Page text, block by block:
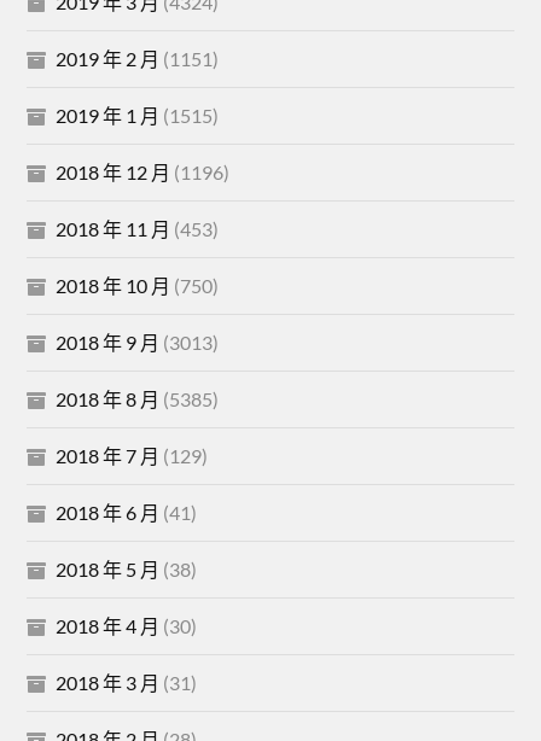
2019 年 2 月 (1151)
2019 年 1 月 (1515)
2018 年 12 月 (1196)
2018 年 11 月 (453)
2018 年 10 月 (750)
2018 年 9 月 (3013)
2018 年 8 月 (5385)
2018 年 7 月 (129)
2018 年 6 月 (41)
2018 年 5 月 (38)
2018 年 4 月 (30)
2018 年 3 月 (31)